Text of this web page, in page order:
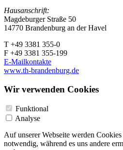
Hausanschrift:
Magdeburger Straße 50
14770 Brandenburg an der Havel
T +49 3381 355-0
F +49 3381 355-199
E-Mailkontakte
www.th-brandenburg.de
Wir verwenden Cookies
Funktional
Analyse
Auf unserer Webseite werden
notwendig, während es uns andere